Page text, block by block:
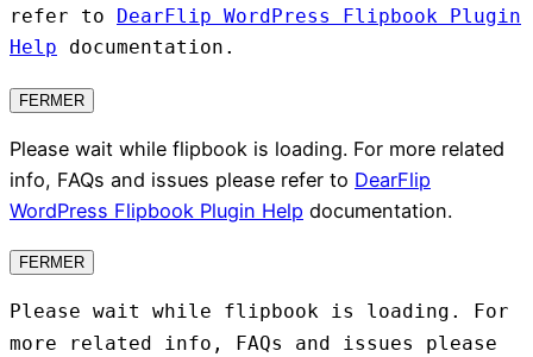
refer to
DearFlip WordPress Flipbook Plugin
Help documentation.
FERMER
Please wait while flipbook is loading. For more related
info, FAQs and issues please refer to DearFlip
WordPress Flipbook Plugin Help documentation.
FERMER
Please wait while flipbook is loading. For
more related info, FAQs and issues please